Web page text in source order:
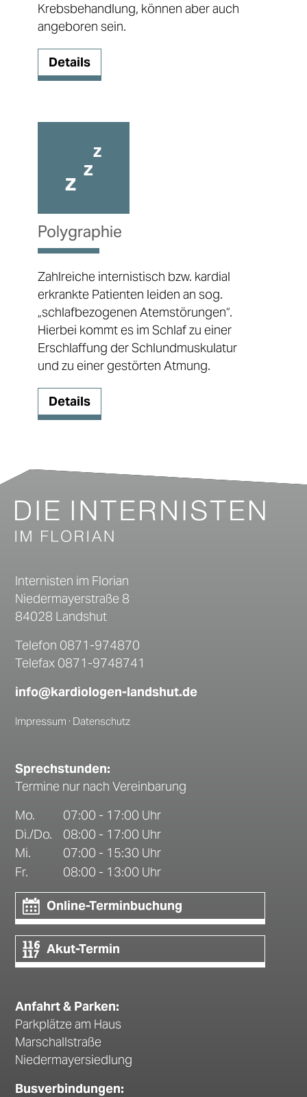
Krebsbehandlung, können aber auch
angeboren sein.
Details
Polygraphie
Zahlreiche internistisch bzw. kardial
erkrankte Patienten leiden an sog.
„schlafbezogenen Atemstörungen“.
Hierbei kommt es im Schlaf zu einer
Erschlaffung der Schlundmuskulatur
und zu einer gestörten Atmung.
Details
Internisten im Florian
Niedermayerstraße 8
84028 Landshut
Telefon 0871-974870
Telefax 0871-9748741
info@kardiologen-landshut.de
Impressum · Datenschutz
Sprechstunden:
Termine nur nach Vereinbarung
Mo.
07:00 - 17:00 Uhr
Di./Do.
08:00 - 17:00 Uhr
Mi.
07:00 - 15:30 Uhr
Fr.
08:00 - 13:00 Uhr
Online-Terminbuchung
Akut-Termin
Anfahrt & Parken:
Parkplätze am Haus
Marschallstraße
Niedermayersiedlung
Busverbindungen: